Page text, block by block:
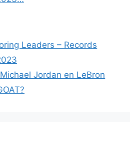
Leaders – Records
Jordan en LeBron